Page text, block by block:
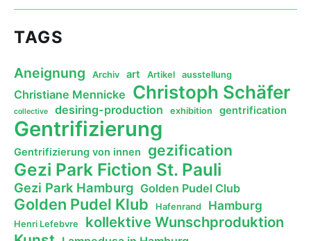
TAGS
Aneignung Archiv art Artikel ausstellung
Christiane Mennicke Christoph Schäfer
collective desiring-production exhibition gentrification
Gentrifizierung
Gentrifizierung von innen gezification
Gezi Park Fiction St. Pauli
Gezi Park Hamburg Golden Pudel Club
Golden Pudel Klub Hafenrand Hamburg
Henri Lefebvre kollektive Wunschproduktion